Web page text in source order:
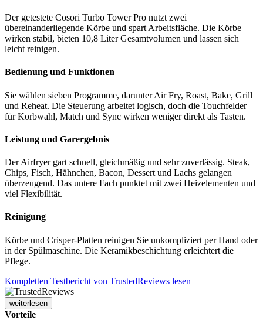
Der getestete Cosori Turbo Tower Pro nutzt zwei
übereinanderliegende Körbe und spart Arbeitsfläche. Die Körbe
wirken stabil, bieten 10,8 Liter Gesamtvolumen und lassen sich
leicht reinigen.
Bedienung und Funktionen
Sie wählen sieben Programme, darunter Air Fry, Roast, Bake, Grill
und Reheat. Die Steuerung arbeitet logisch, doch die Touchfelder
für Korbwahl, Match und Sync wirken weniger direkt als Tasten.
Leistung und Garergebnis
Der Airfryer gart schnell, gleichmäßig und sehr zuverlässig. Steak,
Chips, Fisch, Hähnchen, Bacon, Dessert und Lachs gelangen
überzeugend. Das untere Fach punktet mit zwei Heizelementen und
viel Flexibilität.
Reinigung
Körbe und Crisper-Platten reinigen Sie unkompliziert per Hand oder
in der Spülmaschine. Die Keramikbeschichtung erleichtert die
Pflege.
Kompletten Testbericht von TrustedReviews lesen
weiterlesen
Vorteile